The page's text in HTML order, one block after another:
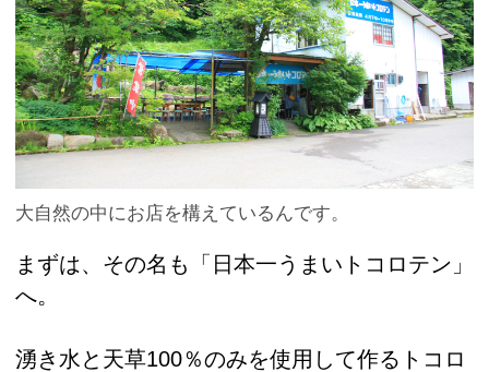
大自然の中にお店を構えているんです。
まずは、その名も「日本一うまいトコロテン」
へ。
湧き水と天草100％のみを使用して作るトコロ